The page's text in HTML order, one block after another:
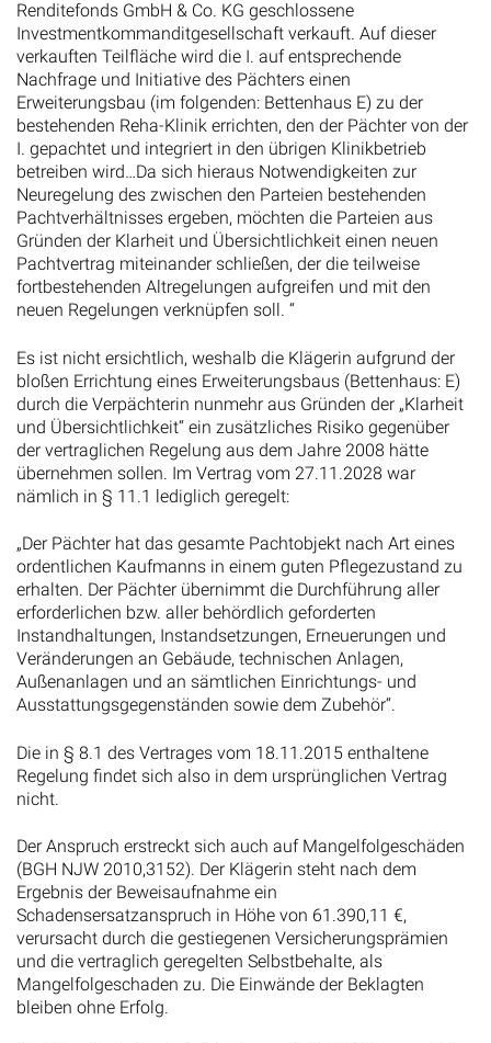
Renditefonds GmbH & Co. KG geschlossene
Investmentkommanditgesellschaft verkauft. Auf dieser
verkauften Teilfläche wird die I. auf entsprechende
Nachfrage und Initiative des Pächters einen
Erweiterungsbau (im folgenden: Bettenhaus E) zu der
bestehenden Reha-Klinik errichten, den der Pächter von der
I. gepachtet und integriert in den übrigen Klinikbetrieb
betreiben wird…Da sich hieraus Notwendigkeiten zur
Neuregelung des zwischen den Parteien bestehenden
Pachtverhältnisses ergeben, möchten die Parteien aus
Gründen der Klarheit und Übersichtlichkeit einen neuen
Pachtvertrag miteinander schließen, der die teilweise
fortbestehenden Altregelungen aufgreifen und mit den
neuen Regelungen verknüpfen soll. “
Es ist nicht ersichtlich, weshalb die Klägerin aufgrund der
bloßen Errichtung eines Erweiterungsbaus (Bettenhaus: E)
durch die Verpächterin nunmehr aus Gründen der „Klarheit
und Übersichtlichkeit“ ein zusätzliches Risiko gegenüber
der vertraglichen Regelung aus dem Jahre 2008 hätte
übernehmen sollen. Im Vertrag vom 27.11.2028 war
nämlich in § 11.1 lediglich geregelt:
„Der Pächter hat das gesamte Pachtobjekt nach Art eines
ordentlichen Kaufmanns in einem guten Pflegezustand zu
erhalten. Der Pächter übernimmt die Durchführung aller
erforderlichen bzw. aller behördlich geforderten
Instandhaltungen, Instandsetzungen, Erneuerungen und
Veränderungen an Gebäude, technischen Anlagen,
Außenanlagen und an sämtlichen Einrichtungs- und
Ausstattungsgegenständen sowie dem Zubehör“.
Die in § 8.1 des Vertrages vom 18.11.2015 enthaltene
Regelung findet sich also in dem ursprünglichen Vertrag
nicht.
Der Anspruch erstreckt sich auch auf Mangelfolgeschäden
(BGH NJW 2010,3152). Der Klägerin steht nach dem
Ergebnis der Beweisaufnahme ein
Schadensersatzanspruch in Höhe von 61.390,11 €,
verursacht durch die gestiegenen Versicherungsprämien
und die vertraglich geregelten Selbstbehalte, als
Mangelfolgeschaden zu. Die Einwände der Beklagten
bleiben ohne Erfolg.